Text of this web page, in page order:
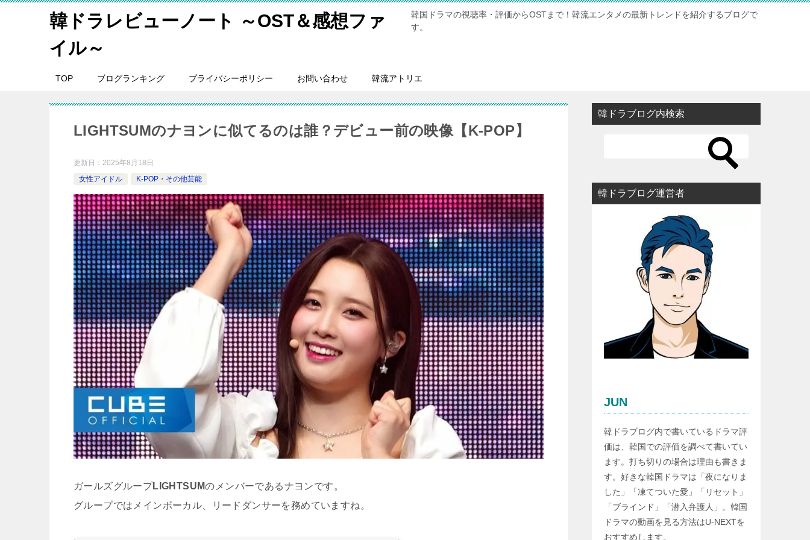
韓ドラレビューノート ～OST＆感想ファ
イル～
韓国ドラマの視聴率・評価からOSTまで！韓流エンタメの最新トレンドを紹介するブログで
す。
TOP ブログランキング プライバシーポリシー お問い合わせ 韓流アトリエ
LIGHTSUMのナヨンに似てるのは誰？デビュー前の映像【K-POP】
更新日： 2025年8月18日
女性アイドル
K-POP・その他芸能
ガールズグループLIGHTSUMのメンバーであるナヨンです。
グループではメインボーカル、リードダンサーを務めていますね。
韓ドラブログ内検索
韓ドラブログ運営者
JUN
韓ドラブログ内で書いているドラマ評
価は、韓国での評価を調べて書いてい
ます。打ち切りの場合は理由も書きま
す。好きな韓国ドラマは「夜になりま
した」「凍てついた愛」「リセット」
「ブラインド」「潜入弁護人」。韓国
ドラマの動画を見る方法はU-NEXTを
おすすめします。